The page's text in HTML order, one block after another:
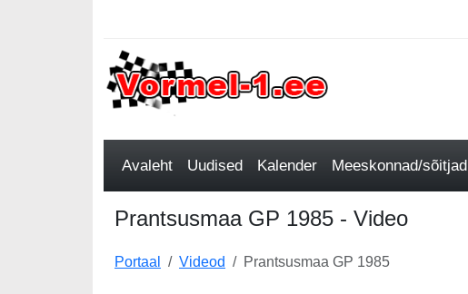
Avaleht Uudised Kalender Meeskonnad/sõitjad
Prantsusmaa GP 1985 - Video
Portaal Videod Prantsusmaa GP 1985